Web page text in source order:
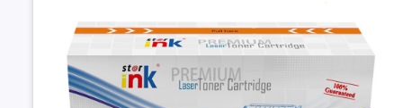
Mã hộp
Loại mực